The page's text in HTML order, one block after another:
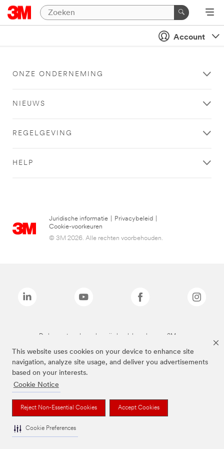
This website uses cookies on your device to enhance site
navigation, analyze site usage, and deliver you advertisements
based on your interests.
Cookie Notice
Reject Non-Essential Cookies Accept Cookies
Cookie Preferences
Account
ONZE ONDERNEMING
NIEUWS
REGELGEVING
HELP
Juridische informatie Privacybeleid
Cookie-voorkeuren
© 3M 2026. Alle rechten voorbehouden.
De bovenstaande merken zijn handelsmerken van 3M.we